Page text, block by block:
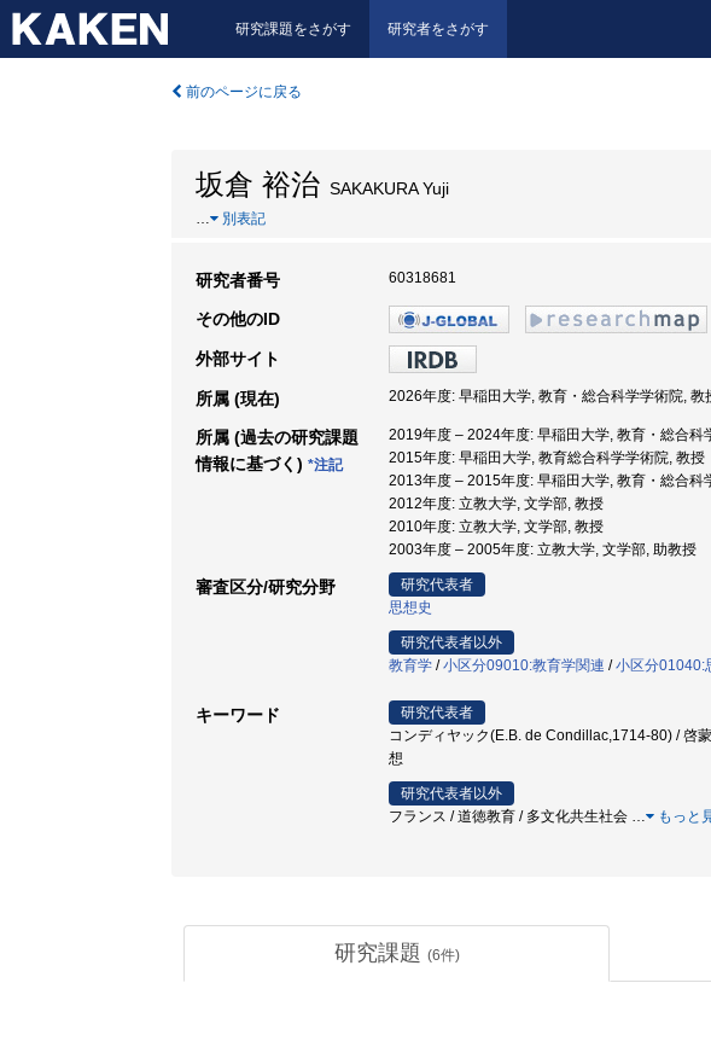
研究課題をさがす 研究者をさがす
前のページに戻る
坂倉 裕治 SAKAKURA Yuji
… 別表記
研究者番号 60318681
その他のID
外部サイト
所属 (現在) 2026年度: 早稲田大学, 教育・総合科学学術院, 教
所属 (過去の研究課題
情報に基づく) *注記
2019年度 – 2024年度: 早稲田大学, 教育・総合科
2015年度: 早稲田大学, 教育総合科学学術院, 教授
2013年度 – 2015年度: 早稲田大学, 教育・総合科
2012年度: 立教大学, 文学部, 教授
2010年度: 立教大学, 文学部, 教授
2003年度 – 2005年度: 立教大学, 文学部, 助教授
審査区分/研究分野
研究代表者
思想史
研究代表者以外
教育学 /小区分09010:教育学関連 /小区分01040:
キーワード
研究代表者
コンディヤック(E.B. de Condillac,1714-80) / 啓
想
研究代表者以外
フランス / 道徳教育 / 多文化共生社会 … もっと
研究課題 (6件)